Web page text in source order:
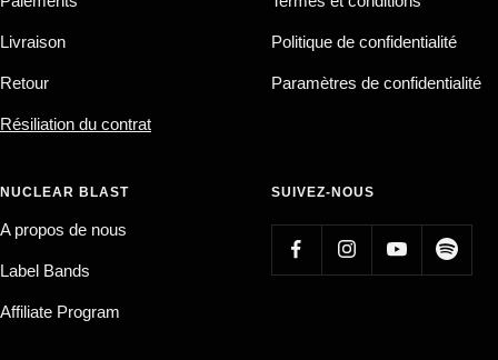
Livraison
Retour
Résiliation du contrat
Politique de confidentialité
Paramètres de confidentialité
NUCLEAR BLAST
A propos de nous
Label Bands
Affiliate Program
SUIVEZ-NOUS